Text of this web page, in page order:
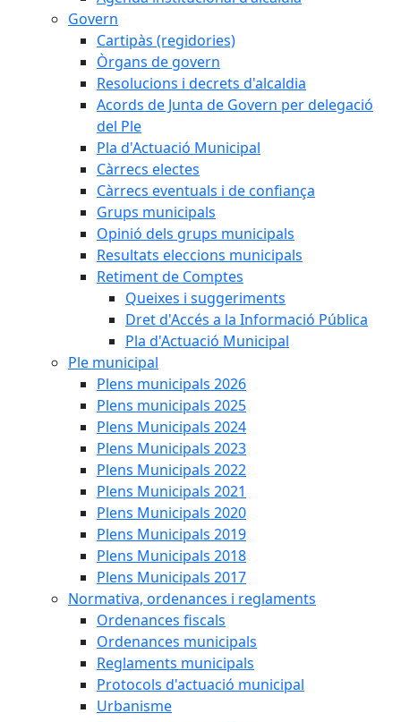
Govern
Cartipàs (regidories)
Òrgans de govern
Resolucions i decrets d'alcaldia
Acords de Junta de Govern per delegació
del Ple
Pla d'Actuació Municipal
Càrrecs electes
Càrrecs eventuals i de confiança
Grups municipals
Opinió dels grups municipals
Resultats eleccions municipals
Retiment de Comptes
Queixes i suggeriments
Dret d'Accés a la Informació Pública
Pla d'Actuació Municipal
Ple municipal
Plens municipals 2026
Plens municipals 2025
Plens Municipals 2024
Plens Municipals 2023
Plens Municipals 2022
Plens Municipals 2021
Plens Municipals 2020
Plens Municipals 2019
Plens Municipals 2018
Plens Municipals 2017
Normativa, ordenances i reglaments
Ordenances fiscals
Ordenances municipals
Reglaments municipals
Protocols d'actuació municipal
Urbanisme